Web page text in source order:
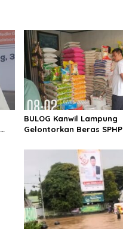
BULOG Kanwil Lampung
Gelontorkan Beras SPHP